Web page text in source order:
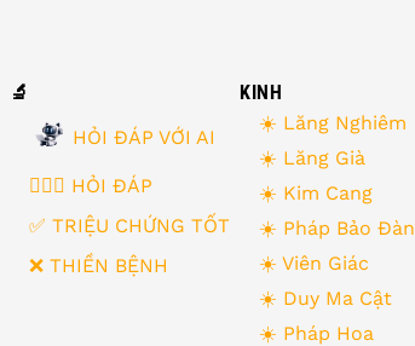
🔬
HỎI ĐÁP VỚI AI
🙋🏻‍♂️ HỎI ĐÁP
✅ TRIỆU CHỨNG TỐT
❌ THIỀN BỆNH
KINH
☀️ Lăng Nghiêm
☀️ Lăng Già
☀️ Kim Cang
☀️ Pháp Bảo Đàn
☀️ Viên Giác
☀️ Duy Ma Cật
☀️ Pháp Hoa